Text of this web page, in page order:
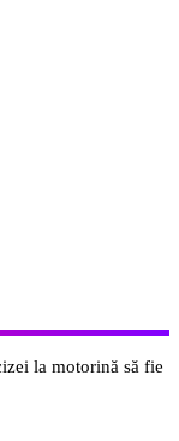
la motorină să fie